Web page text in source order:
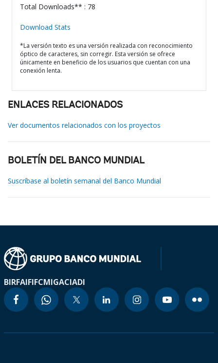
Total Downloads** : 78
Download Stats
*La versión texto es una versión realizada con reconocimiento
óptico de caracteres, sin corregir. Esta versión se ofrece
únicamente en beneficio de los usuarios que cuentan con una
conexión lenta.
ENLACES RELACIONADOS
Ver documentos relacionados con los proyectos
BOLETÍN DEL BANCO MUNDIAL
Suscríbase al boletín semanal del Banco Mundial
BIRFAIFIFCMIGACIADI